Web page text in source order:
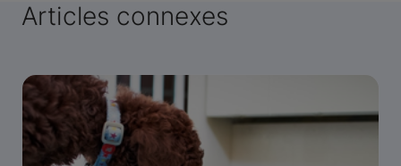
Articles connexes